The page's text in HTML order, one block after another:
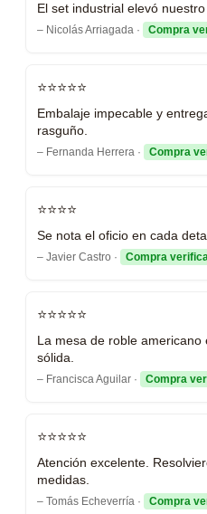
El set industrial elevó
– Nicolás Arriagada · Compra
⭐⭐⭐⭐⭐
Embalaje impecable y
rasguño.
– Fernanda Herrera · Compra
⭐⭐⭐⭐
Se nota el oficio en cada
– Javier Castro · Compra
⭐⭐⭐⭐⭐
La mesa de roble americano
sólida.
– Francisca Aguilar · Compra
⭐⭐⭐⭐⭐
Atención excelente.
medidas.
– Tomás Echeverría · Compra